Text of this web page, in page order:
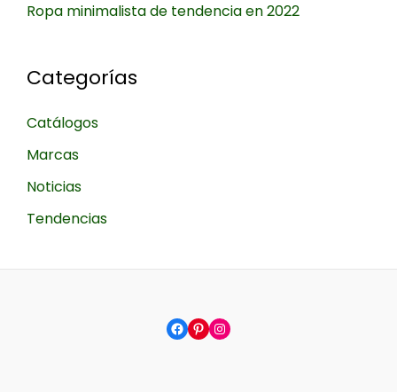
Ropa minimalista de tendencia en 2022
Categorías
Catálogos
Marcas
Noticias
Tendencias
Facebook
Pinterest
Instagram